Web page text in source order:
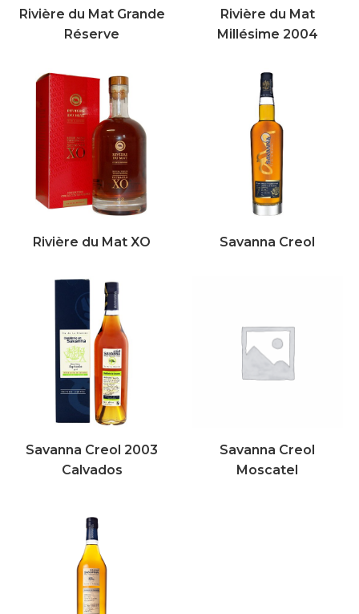
Rivière du Mat Grande
Réserve
Rivière du Mat
Millésime 2004
Rivière du Mat XO Savanna Creol
Savanna Creol 2003
Calvados
Savanna Creol
Moscatel